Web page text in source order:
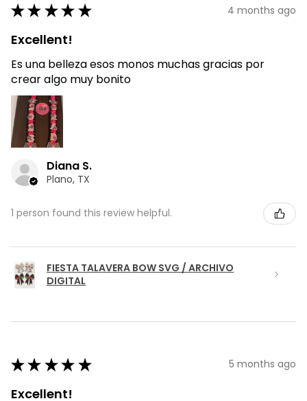
★ ★ ★ ★ ★ 4 months ago
Excellent!
Es una belleza esos monos muchas gracias por
crear algo muy bonito
Diana S.
Plano, TX
1 person found this review helpful.
FIESTA TALAVERA BOW SVG / ARCHIVO
DIGITAL
★ ★ ★ ★ ★ 5 months ago
Excellent!